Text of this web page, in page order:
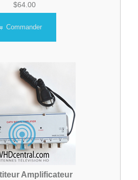
$64.00
Commander
Amplificateur